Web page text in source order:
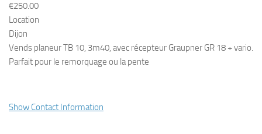
€250.00
Location
Dijon
Vends planeur TB 10, 3m40, avec récepteur Graupner GR 18 + vario.
Parfait pour le remorquage ou la pente
Show Contact Information